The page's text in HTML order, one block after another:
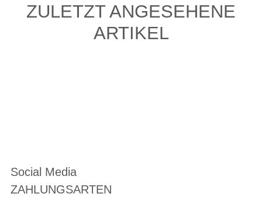
ZULETZT ANGESEHENE
ARTIKEL
Social Media
ZAHLUNGSARTEN